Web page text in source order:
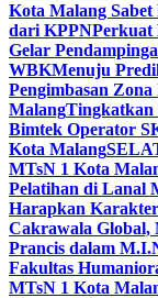
Kota Malang
dari KPPNPerkuat
Gelar
WBKMenuju
Pengimbasan
MalangTingkatkan
Bimtek Operator
Kota Malang
MTsN 1 Kota
Pelatihan di Lanal
Harapkan
Cakrawala Global,
Prancis dalam
Fakultas
MTsN 1 Kota